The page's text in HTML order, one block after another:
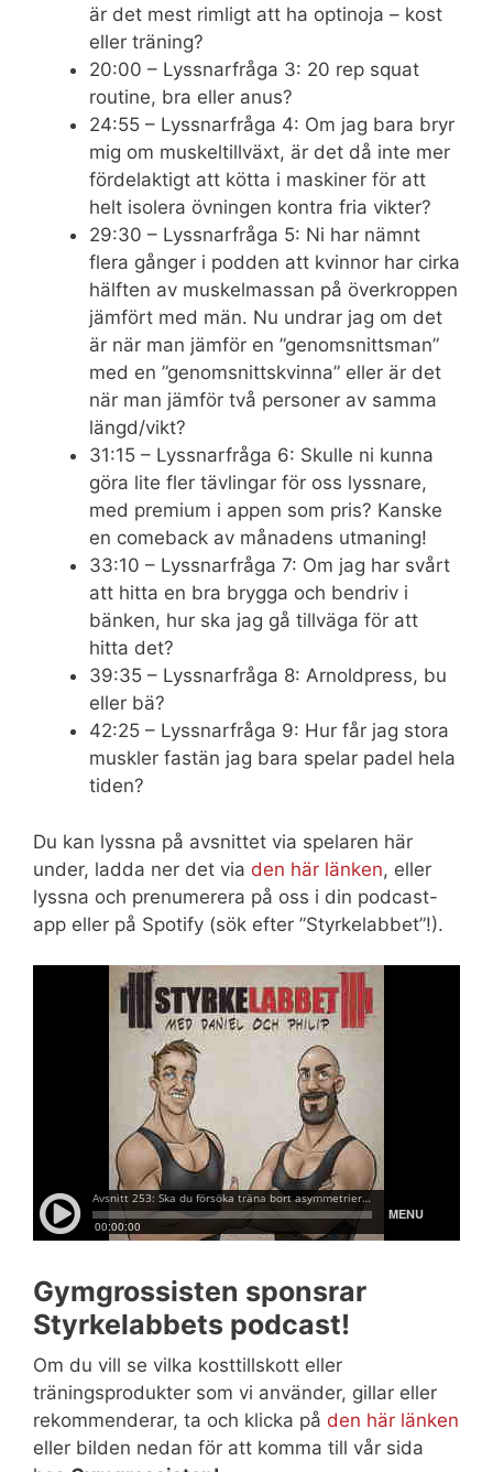
är det mest rimligt att ha optinoja – kost
eller träning?
20:00 – Lyssnarfråga 3: 20 rep squat
routine, bra eller anus?
24:55 – Lyssnarfråga 4: Om jag bara bryr
mig om muskeltillväxt, är det då inte mer
fördelaktigt att kötta i maskiner för att
helt isolera övningen kontra fria vikter?
29:30 – Lyssnarfråga 5: Ni har nämnt
flera gånger i podden att kvinnor har cirka
hälften av muskelmassan på överkroppen
jämfört med män. Nu undrar jag om det
är när man jämför en ”genomsnittsman”
med en ”genomsnittskvinna” eller är det
när man jämför två personer av samma
längd/vikt?
31:15 – Lyssnarfråga 6: Skulle ni kunna
göra lite fler tävlingar för oss lyssnare,
med premium i appen som pris? Kanske
en comeback av månadens utmaning!
33:10 – Lyssnarfråga 7: Om jag har svårt
att hitta en bra brygga och bendriv i
bänken, hur ska jag gå tillväga för att
hitta det?
39:35 – Lyssnarfråga 8: Arnoldpress, bu
eller bä?
42:25 – Lyssnarfråga 9: Hur får jag stora
muskler fastän jag bara spelar padel hela
tiden?
Du kan lyssna på avsnittet via spelaren här
under, ladda ner det via den här länken, eller
lyssna och prenumerera på oss i din podcast-
app eller på Spotify (sök efter ”Styrkelabbet”!).
Gymgrossisten sponsrar
Styrkelabbets podcast!
Om du vill se vilka kosttillskott eller
träningsprodukter som vi använder, gillar eller
rekommenderar, ta och klicka på den här länken
eller bilden nedan för att komma till vår sida